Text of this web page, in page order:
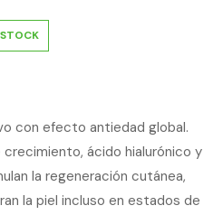
con efecto antiedad global.
ácido hialurónico y
la regeneración cutánea,
la piel incluso en estados de